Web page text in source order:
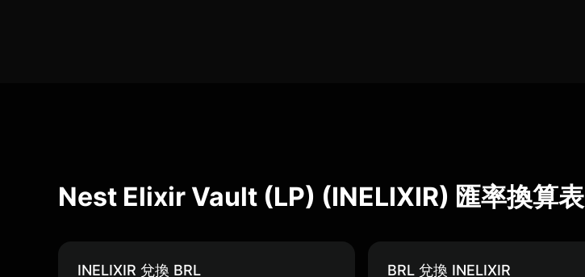
Nest Elixir Vault (LP) (INELIXIR) 匯率換算表
INELIXIR 兌換 BRL BRL 兌換 INELIXIR